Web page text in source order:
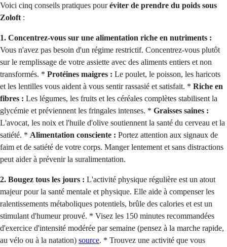
Voici cinq conseils pratiques pouréviter de prendre du poids sous
Zoloft :
1. Concentrez-vous sur une alimentation riche en nutriments :
Vous n'avez pas besoin d'un régime restrictif. Concentrez-vous plutôt
sur le remplissage de votre assiette avec des aliments entiers et non
transformés. * Protéines maigres : Le poulet, le poisson, les haricots
et les lentilles vous aident à vous sentir rassasié et satisfait. * Riche en
fibres : Les légumes, les fruits et les céréales complètes stabilisent la
glycémie et préviennent les fringales intenses. * Graisses saines :
L'avocat, les noix et l'huile d'olive soutiennent la santé du cerveau et la
satiété. * Alimentation consciente : Portez attention aux signaux de
faim et de satiété de votre corps. Manger lentement et sans distractions
peut aider à prévenir la suralimentation.
2. Bougez tous les jours : L'activité physique régulière est un atout
majeur pour la santé mentale et physique. Elle aide à compenser les
ralentissements métaboliques potentiels, brûle des calories et est un
stimulant d'humeur prouvé. * Visez les 150 minutes recommandées
d'exercice d'intensité modérée par semaine (pensez à la marche rapide,
au vélo ou à la natation) source. * Trouvez une activité que vous